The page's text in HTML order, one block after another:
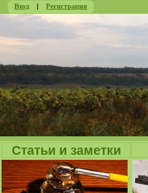
Вход | Регистрация
Статьи и заметки